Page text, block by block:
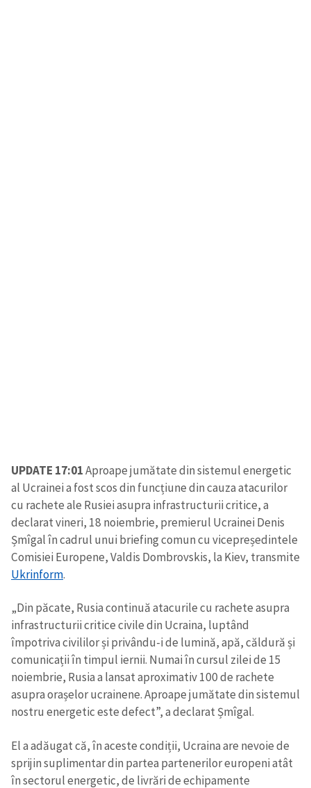
UPDATE 17:01Aproape jumătate din sistemul energetic
al Ucrainei a fost scos din funcțiune din cauza atacurilor
cu rachete ale Rusiei asupra infrastructurii critice, a
declarat vineri, 18 noiembrie, premierul Ucrainei Denis
Șmîgal în cadrul unui briefing comun cu vicepreședintele
Comisiei Europene, Valdis Dombrovskis, la Kiev, transmite
Ukrinform.
„Din păcate, Rusia continuă atacurile cu rachete asupra
infrastructurii critice civile din Ucraina, luptând
împotriva civililor și privându-i de lumină, apă, căldură și
comunicații în timpul iernii. Numai în cursul zilei de 15
noiembrie, Rusia a lansat aproximativ 100 de rachete
asupra orașelor ucrainene. Aproape jumătate din sistemul
nostru energetic este defect”, a declarat Șmîgal.
El a adăugat că, în aceste condiții, Ucraina are nevoie de
sprijin suplimentar din partea partenerilor europeni atât
în sectorul energetic, de livrări de echipamente